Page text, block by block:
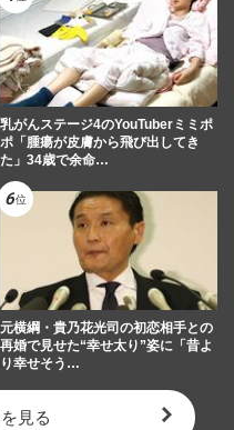
乳がんステージ4のYouTuberミミポ
ポ「腫瘍が皮膚から飛び出してき
た」34歳で余命…
元横綱・貴乃花光司の初恋相手との
再婚で見せた“幸せ太り”姿に「昔よ
り幸せそう…
見る